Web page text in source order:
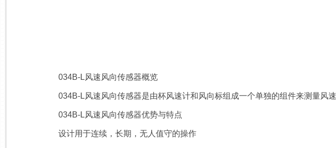
034B-L风速风向传感器概览
034B-L风速风向传感器是由杯风速计和风向标组成一个单独的组件来测量风
034B-L风速风向传感器优势与特点
设计用于连续，长期，无人值守的操作